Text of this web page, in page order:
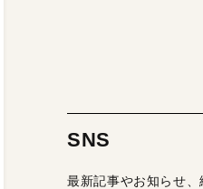
SNS
最新記事やお知らせ